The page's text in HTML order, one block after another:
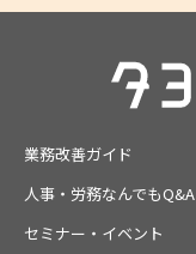
業務改善ガイド
人事・労務なんでもQ&A
セミナー・イベント